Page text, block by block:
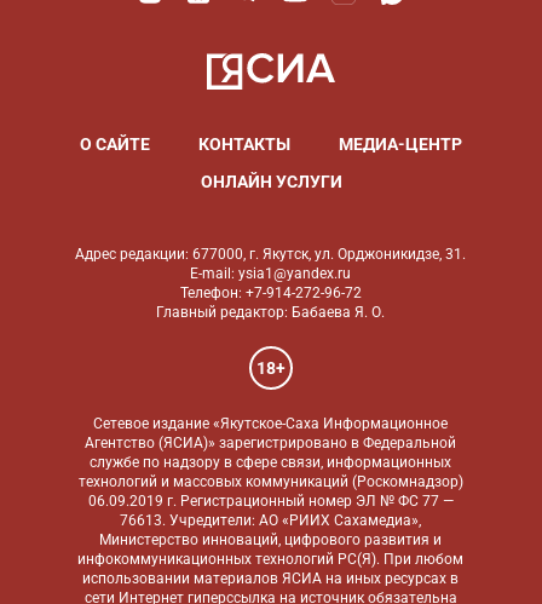
О САЙТЕ КОНТАКТЫ
МЕДИА-ЦЕНТР
ОНЛАЙН УСЛУГИ
Адрес редакции: 677000, г. Якутск, ул. Орджоникидзе, 31.
E-mail: ysia1@yandex.ru
Телефон: +7-914-272-96-72
Главный редактор: Бабаева Я. О.
18+
Сетевое издание «Якутское-Саха Информационное
Агентство (ЯСИА)» зарегистрировано в Федеральной
службе по надзору в сфере связи, информационных
технологий и массовых коммуникаций (Роскомнадзор)
06.09.2019 г. Регистрационный номер ЭЛ № ФС 77 —
76613. Учредители: АО «РИИХ Сахамедиа»,
Министерство инноваций, цифрового развития и
инфокоммуникационных технологий РС(Я). При любом
использовании материалов ЯСИА на иных ресурсах в
сети Интернет гиперссылка на источник обязательна